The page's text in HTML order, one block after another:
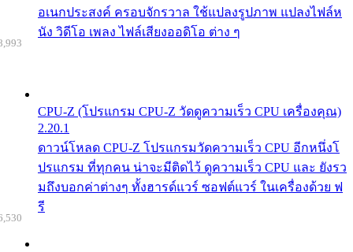
อเนกประสงค์ ครอบจักรวาล ใช้แปลงรูปภาพ แปลงไฟล์ห
นัง วิดีโอ เพลง ไฟล์เสียงออดิโอ ต่าง ๆ
CPU-Z (โปรแกรม CPU-Z วัดดูความเร็ว CPU เครื่องคุณ)
2.20.1
ดาวน์โหลด CPU-Z โปรแกรมวัดความเร็ว CPU อีกหนึ่งโ
ปรแกรม ที่ทุกคน น่าจะมีติดไว้ ดูความเร็ว CPU และ ยังรว
มถึงบอกค่าต่างๆ ทั้งฮารด์แวร์ ซอฟต์แวร์ ในเครื่องด้วย ฟ
รี